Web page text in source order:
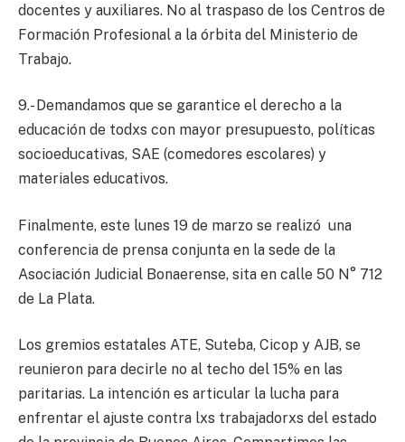
docentes y auxiliares. No al traspaso de los Centros de
Formación Profesional a la órbita del Ministerio de
Trabajo.
9.- Demandamos que se garantice el derecho a la
educación de todxs con mayor presupuesto, políticas
socioeducativas, SAE (comedores escolares) y
materiales educativos.
Finalmente, este lunes 19 de marzo se realizó una
conferencia de prensa conjunta en la sede de la
Asociación Judicial Bonaerense, sita en calle 50 N° 712
de La Plata.
Los gremios estatales ATE, Suteba, Cicop y AJB, se
reunieron para decirle no al techo del 15% en las
paritarias. La intención es articular la lucha para
enfrentar el ajuste contra lxs trabajadorxs del estado